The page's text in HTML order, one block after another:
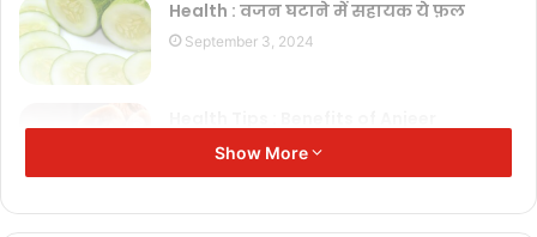
Health : वजन घटाने में सहायक ये फ़ल
September 3, 2024
September 2, 2024
Show More